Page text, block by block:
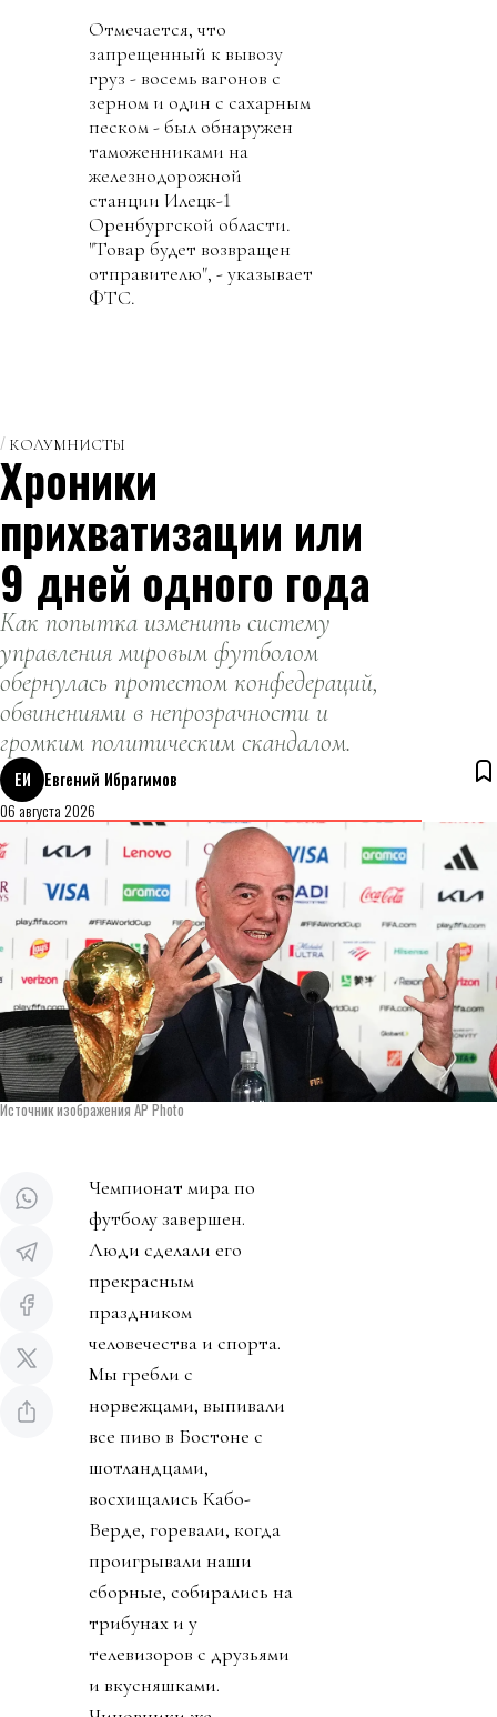
Отмечается, что
запрещенный к вывозу
груз - восемь вагонов с
зерном и один с сахарным
песком - был обнаружен
таможенниками на
железнодорожной
станции Илецк-1
Оренбургской области.
"Товар будет возвращен
отправителю", - указывает
ФТС.
КОЛУМНИСТЫ
Хроники
прихватизации или
9 дней одного года
Как попытка изменить систему
управления мировым футболом
обернулась протестом конфедераций,
обвинениями в непрозрачности и
громким политическим скандалом.
ЕИ
Евгений Ибрагимов
06 августа 2026
Источник изображения AP Photo
Чемпионат мира по
футболу завершен.
Люди сделали его
прекрасным
праздником
человечества и спорта.
Мы гребли с
норвежцами, выпивали
все пиво в Бостоне с
шотландцами,
восхищались Кабо-
Верде, горевали, когда
проигрывали наши
сборные, собирались на
трибунах и у
телевизоров с друзьями
и вкусняшками.